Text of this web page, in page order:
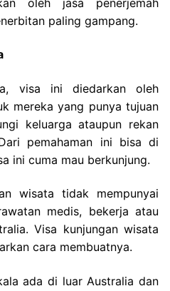
paling gampang.
visa ini diedarkan oleh
mereka yang punya tujuan
keluarga ataupun rekan
pemahaman ini bisa di
ini cuma mau berkunjung.
wisata tidak mempunyai
medis, bekerja atau
Visa kunjungan wisata
cara membuatnya.
ada di luar Australia dan